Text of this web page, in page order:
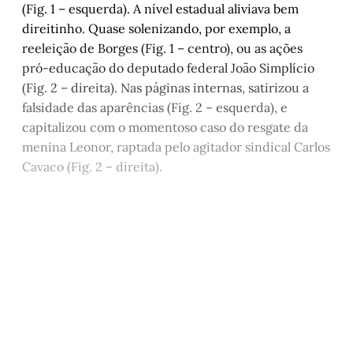
(Fig. 1 – esquerda). A nível estadual aliviava bem
direitinho. Quase solenizando, por exemplo, a
reeleição de Borges (Fig. 1 – centro), ou as ações
pró-educação do deputado federal João Simplício
(Fig. 2 – direita). Nas páginas internas, satirizou a
falsidade das aparências (Fig. 2 – esquerda), e
capitalizou com o momentoso caso do resgate da
menina Leonor, raptada pelo agitador sindical Carlos
Cavaco (Fig. 2 – direita).